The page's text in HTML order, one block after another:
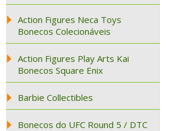
Action Figures Neca Toys
Bonecos Colecionáveis
Action Figures Play Arts Kai
Bonecos Square Enix
Barbie Collectibles
Bonecos do UFC Round 5 / DTC